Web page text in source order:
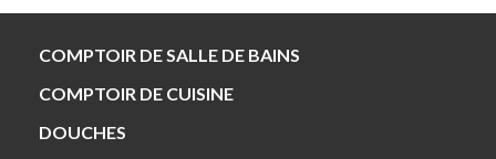
COMPTOIR DE SALLE DE BAINS
COMPTOIR DE CUISINE
DOUCHES